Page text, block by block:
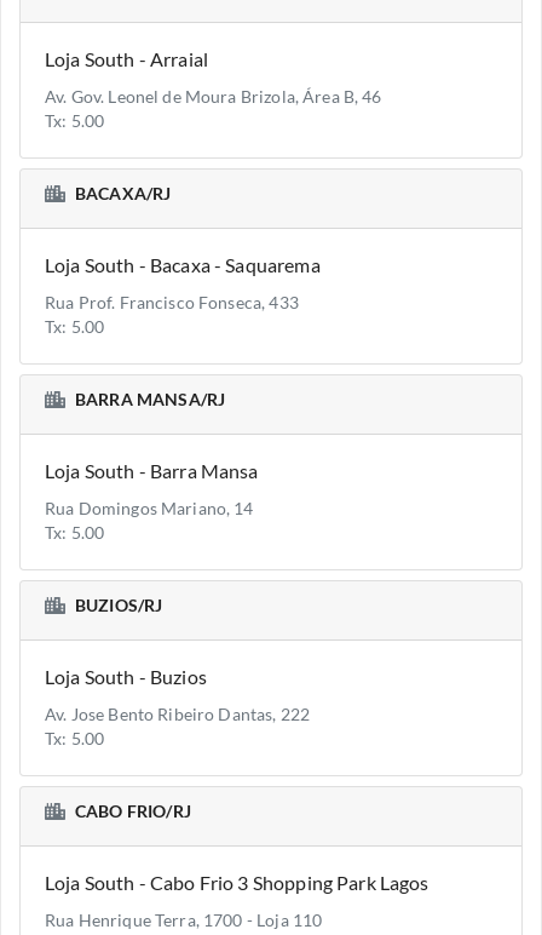
Loja South - Arraial
Av. Gov. Leonel de Moura Brizola, Área B, 46
Tx: 5.00
BACAXA/RJ
Loja South - Bacaxa - Saquarema
Rua Prof. Francisco Fonseca, 433
Tx: 5.00
BARRA MANSA/RJ
Loja South - Barra Mansa
Rua Domingos Mariano, 14
Tx: 5.00
BUZIOS/RJ
Loja South - Buzios
Av. Jose Bento Ribeiro Dantas, 222
Tx: 5.00
CABO FRIO/RJ
Loja South - Cabo Frio 3 Shopping Park Lagos
Rua Henrique Terra, 1700 - Loja 110